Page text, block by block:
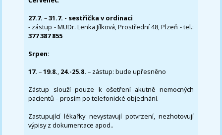
27.7.–31.7. - sestřička v ordinaci
- zástup - MUDr. Lenka Jílková, Prostřední 48, Plzeň - tel.:
377 387 855
Srpen:
17. –19.8., 24.-25.8. – zástup: bude upřesněno
Zástup slouží pouze k ošetření akutně nemocných
pacientů – prosím po telefonické objednání.
Zastupující lékařky nevystavují potvrzení, nezhotovují
výpisy z dokumentace apod..